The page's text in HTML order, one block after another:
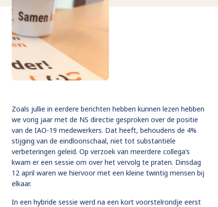
Zoals jullie in eerdere berichten hebben kunnen lezen hebben
we vorig jaar met de NS directie gesproken over de positie
van de IAO-19 medewerkers. Dat heeft, behoudens de 4%
stijging van de eindloonschaal, niet tot substantiële
verbeteringen geleid. Op verzoek van meerdere collega’s
kwam er een sessie om over het vervolg te praten. Dinsdag
12 april waren we hiervoor met een kleine twintig mensen bij
elkaar.
In een hybride sessie werd na een kort voorstelrondje eerst